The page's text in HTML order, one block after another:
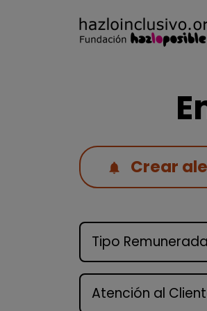
Crear
Tipo de oferta
Categoría